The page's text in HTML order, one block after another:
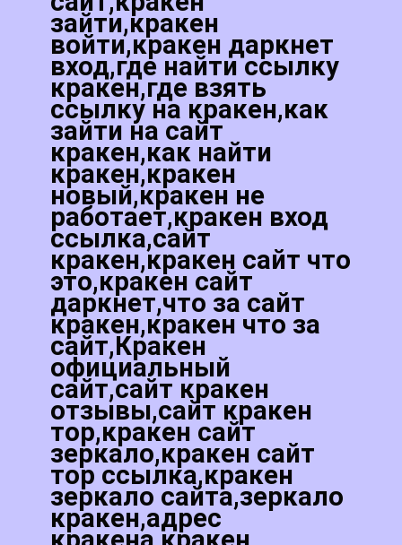
зайти,кракен
войти,кракен даркнет
вход,где найти ссылку
кракен,где взять
ссылку на кракен,как
зайти на сайт
кракен,как найти
кракен,кракен
новый,кракен не
работает,кракен вход
ссылка,сайт
кракен,кракен сайт что
это,кракен сайт
даркнет,что за сайт
кракен,кракен что за
сайт,Кракен
официальный
сайт,сайт кракен
отзывы,сайт кракен
тор,кракен сайт
зеркало,кракен сайт
тор ссылка,кракен
зеркало сайта,зеркало
кракен,адрес